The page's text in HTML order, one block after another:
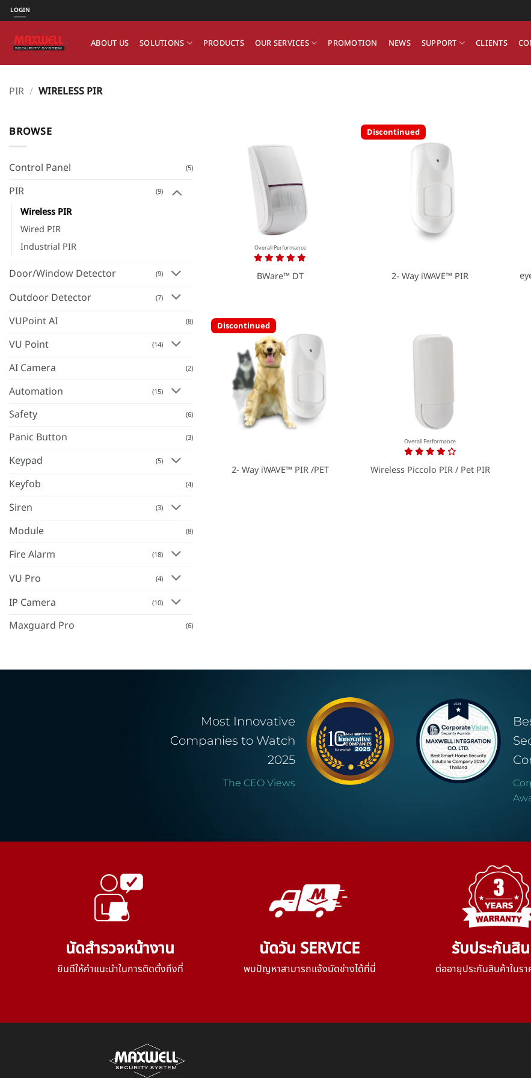
ข้าม
ไป
เนื้อหา
LOGIN
ABOUT US SOLUTIONS PRODUCTS OUR SERVICES PROMOTION NEWS SUPPORT CLIENTS
PIR / WIRELESS PIR
BROWSE
Control Panel (5)
PIR (9)
Wireless PIR
Wired PIR
Industrial PIR
Door/Window Detector (9)
Outdoor Detector (7)
VUPoint AI (8)
VU Point (14)
AI Camera (2)
Automation (15)
Safety (6)
Panic Button (3)
Keypad (5)
Keyfob (4)
Siren (3)
Module (8)
Fire Alarm (18)
VU Pro (4)
IP Camera (10)
Maxguard Pro (6)
Overall Performance
BWare™ DT
Discontinued
2- Way iWAVE™ PIR
Discontinued
2- Way iWAVE™ PIR /PET
Overall Performance
Wireless Piccolo PIR / Pet PIR
Most Innovative
Companies to Watch
2025
The CEO Views
นัดสำรวจหน้างาน
ยินดีให้คำแนะนำในการติดตั้งถึงที่
นัดวัน SERVICE
พบปัญหาสามารถแจ้งนัดช่างได้ที่นี่
รับประกันสิ
ต่ออายุประกันสินค้าในร